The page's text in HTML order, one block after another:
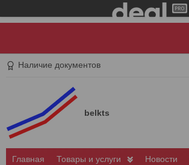
Наличие документов
belkts
Главная Товары и услуги Новости